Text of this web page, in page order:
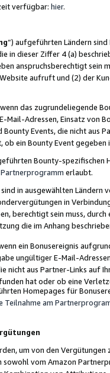
verfügbar: hier.
“) aufgeführten Ländern
in dieser Ziffer 4 (a)
anspruchsberechtigt sein
aufruft und (2) der
das zugrundeliegende
Mail-Adressen, Einsatz von
Events, die nicht
ob ein Bounty Event
Bounty-spezifischen
erlaubt.
in ausgewählten Ländern
in
berechtigt sein muss,
die im Anhang
ein Bonusereignis
ungültiger E-Mail-
nicht aus Partner-Links auf
hat oder ob eine
Homepages für
Teilnahme am
um von den
sowohl vom Amazon